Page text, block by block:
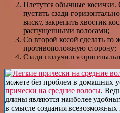
Плетутся обычные
пустить сзади
виску, закрепить хвостик
распущенными волосами;
Со второй косой сделать то
противоположную сторону;
Сзади получился
можете без проблем в домашних
прически на средние волосы.
длины являются наиболее
в смысле создания всевозможных